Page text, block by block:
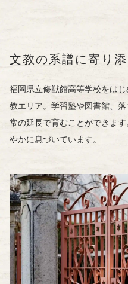
文教の系譜に寄り添
福岡県立修猷館高等学校をはじ
教エリア。 学習塾や図書館、落
常の延長で育むことができます
やかに息づいています。